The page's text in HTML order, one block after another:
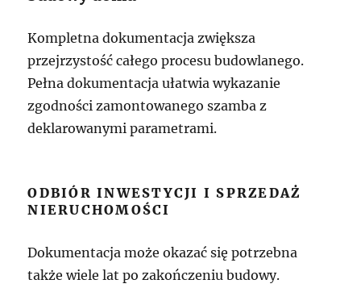
Kompletna dokumentacja zwiększa
przejrzystość całego procesu budowlanego.
Pełna dokumentacja ułatwia wykazanie
zgodności zamontowanego szamba z
deklarowanymi parametrami.
ODBIÓR INWESTYCJI I SPRZEDAŻ
NIERUCHOMOŚCI
Dokumentacja może okazać się potrzebna
także wiele lat po zakończeniu budowy.